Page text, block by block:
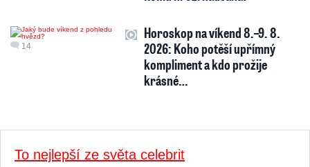
14
Horoskop na víkend 8.–9. 8.
2026: Koho potěší upřímný
kompliment a kdo prožije
krásné…
To nejlepší ze světa celebrit